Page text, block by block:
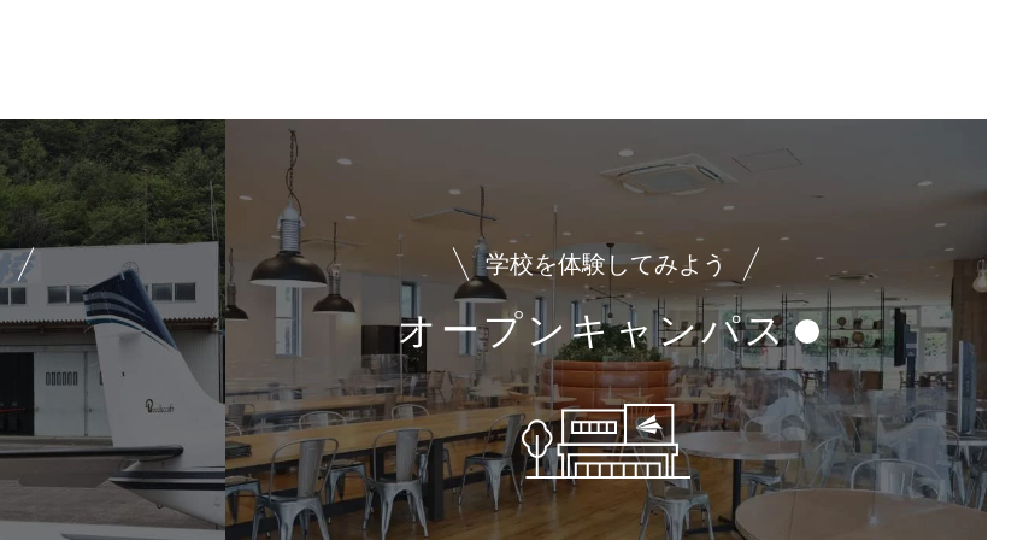
学校を体験してみよう
オープンキャンパス